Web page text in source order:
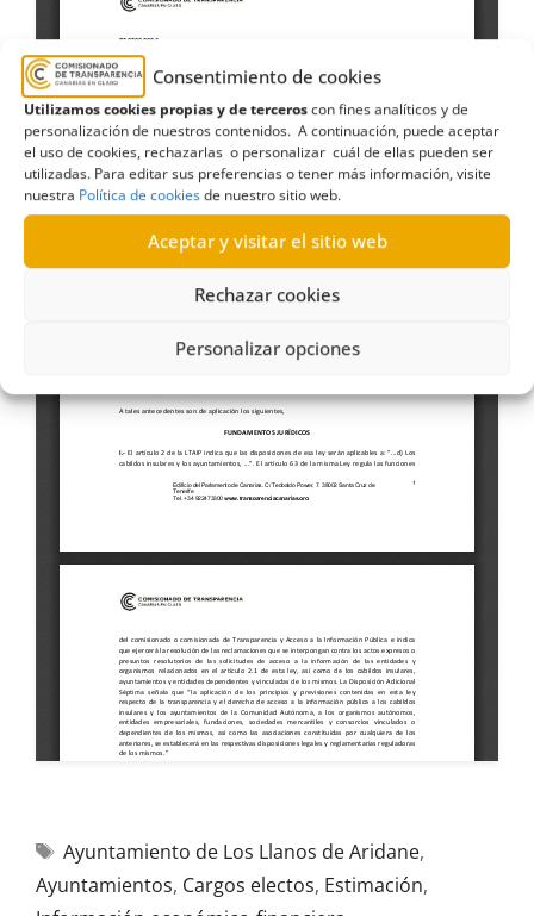
Consentimiento de cookies
Utilizamos cookies propias y de terceroscon fines analíticos y de
personalización de nuestros contenidos. A continuación, puede aceptar
el uso de cookies, rechazarlas o personalizar cuál de ellas pueden ser
utilizadas. Para editar sus preferencias o tener más información, visite
nuestra Política de cookiesde nuestro sitio web.
Aceptar y visitar el sitio web
Rechazar cookies
Personalizar opciones
Ayuntamiento de Los Llanos de Aridane,
Ayuntamientos, Cargos electos, Estimación,